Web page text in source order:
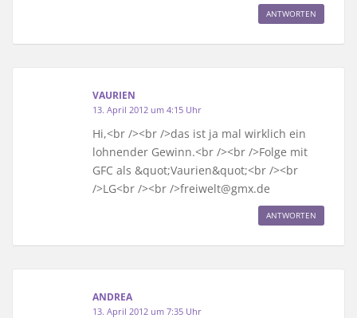
ANTWORTEN
VAURIEN
13. April 2012 um 4:15 Uhr
Hi,<br /><br />das ist ja mal wirklich ein
lohnender Gewinn.<br /><br />Folge mit
GFC als &quot;Vaurien&quot;<br /><br
/>LG<br /><br />freiwelt@gmx.de
ANTWORTEN
ANDREA
13. April 2012 um 7:35 Uhr